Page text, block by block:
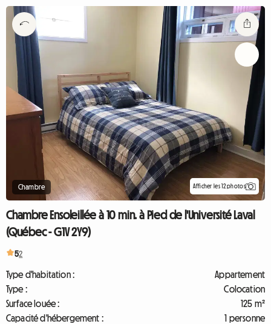
Chambre Afficher les 12 photos
Chambre Ensoleillée à 10 min. à Pied de l'Université Laval
(Québec - G1V 2Y9)
52
Type d'habitation :
Appartement
Type :
Colocation
Surface louée :
125 m²
Capacité d'hébergement :
1 personne